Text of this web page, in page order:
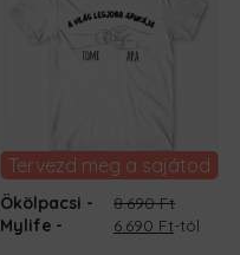
Tervezd meg a sajátod
Ökölpacsi -
Mylife
8.690Ft
Original
6.690 FtCurrent
-tól